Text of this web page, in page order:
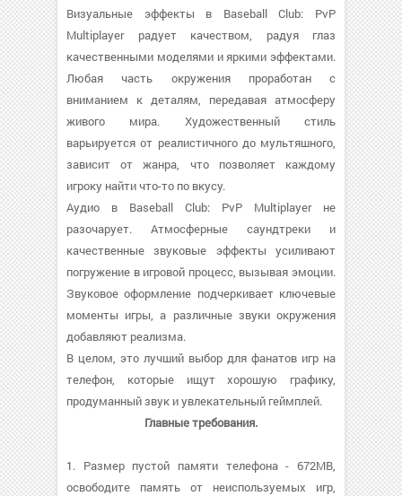
Визуальные эффекты в Baseball Club: PvP
Multiplayer радует качеством, радуя глаз
качественными моделями и яркими эффектами.
Любая часть окружения проработан с
вниманием к деталям, передавая атмосферу
живого мира. Художественный стиль
варьируется от реалистичного до мультяшного,
зависит от жанра, что позволяет каждому
игроку найти что-то по вкусу.
Аудио в Baseball Club: PvP Multiplayer не
разочарует. Атмосферные саундтреки и
качественные звуковые эффекты усиливают
погружение в игровой процесс, вызывая эмоции.
Звуковое оформление подчеркивает ключевые
моменты игры, а различные звуки окружения
добавляют реализма.
В целом, это лучший выбор для фанатов игр на
телефон, которые ищут хорошую графику,
продуманный звук и увлекательный геймплей.
Главные требования.
1. Размер пустой памяти телефона - 672MB,
освободите память от неиспользуемых игр,